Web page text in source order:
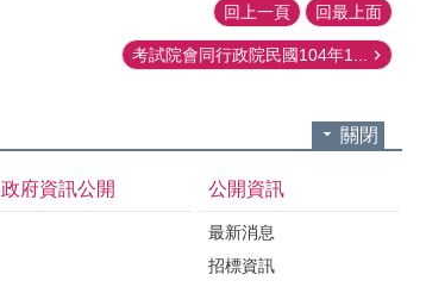
回上一頁 回最上面
考試院會同行政院民國104年1...
關閉
政府資訊公開 公開資訊
最新消息
招標資訊